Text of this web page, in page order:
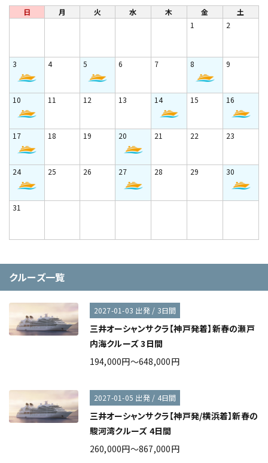
日 月 火 水 木 金
土
1
2
3 4 5 6 7 8 9
10 11 12 13 14 15 16
17 18 19 20 21 22 23
24 25 26 27 28 29 30
31
クルーズ一覧
2027-01-03 出発 / 3日間
三井オーシャンサクラ【神戸発着】新春の瀬戸
内海クルーズ 3日間
194,000円～648,000円
2027-01-05 出発 / 4日間
三井オーシャンサクラ【神戸発/横浜着】新春の
駿河湾クルーズ 4日間
260,000円～867,000円